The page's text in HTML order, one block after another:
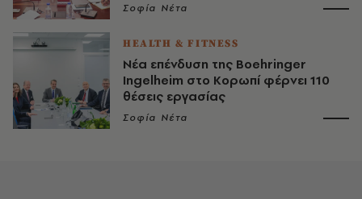
Σοφία Νέτα
HEALTH & FITNESS
Νέα επένδυση της Boehringer
Ingelheim στο Κορωπί φέρνει 110
θέσεις εργασίας
Σοφία Νέτα